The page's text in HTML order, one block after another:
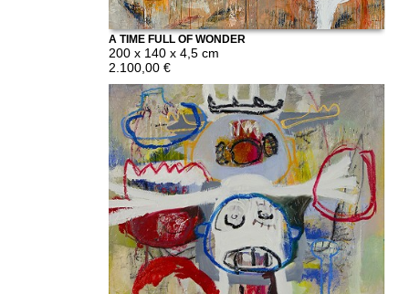
A TIME FULL OF WONDER
200 x 140 x 4,5 cm
2.100,00 €